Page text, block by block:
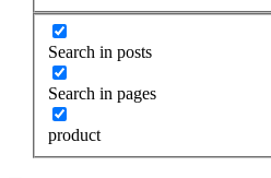
Search in posts
Search in pages
product